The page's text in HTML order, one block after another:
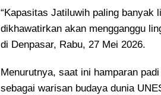
“Kapasitas Jatiluwih paling banyak
dikhawatirkan akan mengganggu
di Denpasar, Rabu, 27 Mei 2026.
Menurutnya, saat ini hamparan
sebagai warisan budaya dunia